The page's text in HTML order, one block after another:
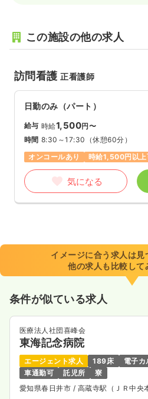
この施設の他の求人
訪問看護正看護師
日勤のみ（パート）
給与 時給1,500円〜
時間 8:30～17:30 （休憩60分）
オンコールあり
時給1,500円以上
気になる
イメージに合う求人は見
他の求人も比較して
条件が似ている求人
医療法人社団喜峰会
東海記念病院
エージェント求人 189床
電子カ
車通勤可
託児所
寮
愛知県春日井市 / 高蔵寺駅（ＪＲ中央